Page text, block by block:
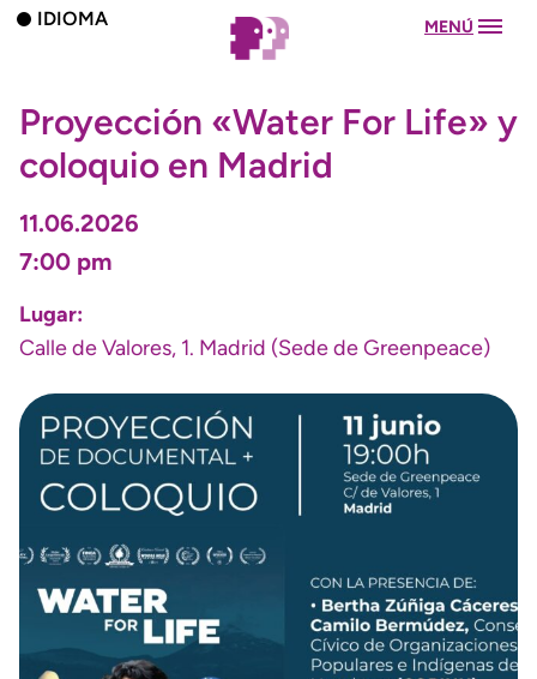
IDIOMA MENÚ
Proyección «Water For Life» y
coloquio en Madrid
11.06.2026
7:00 pm
Lugar:
Calle de Valores, 1. Madrid (Sede de Greenpeace)